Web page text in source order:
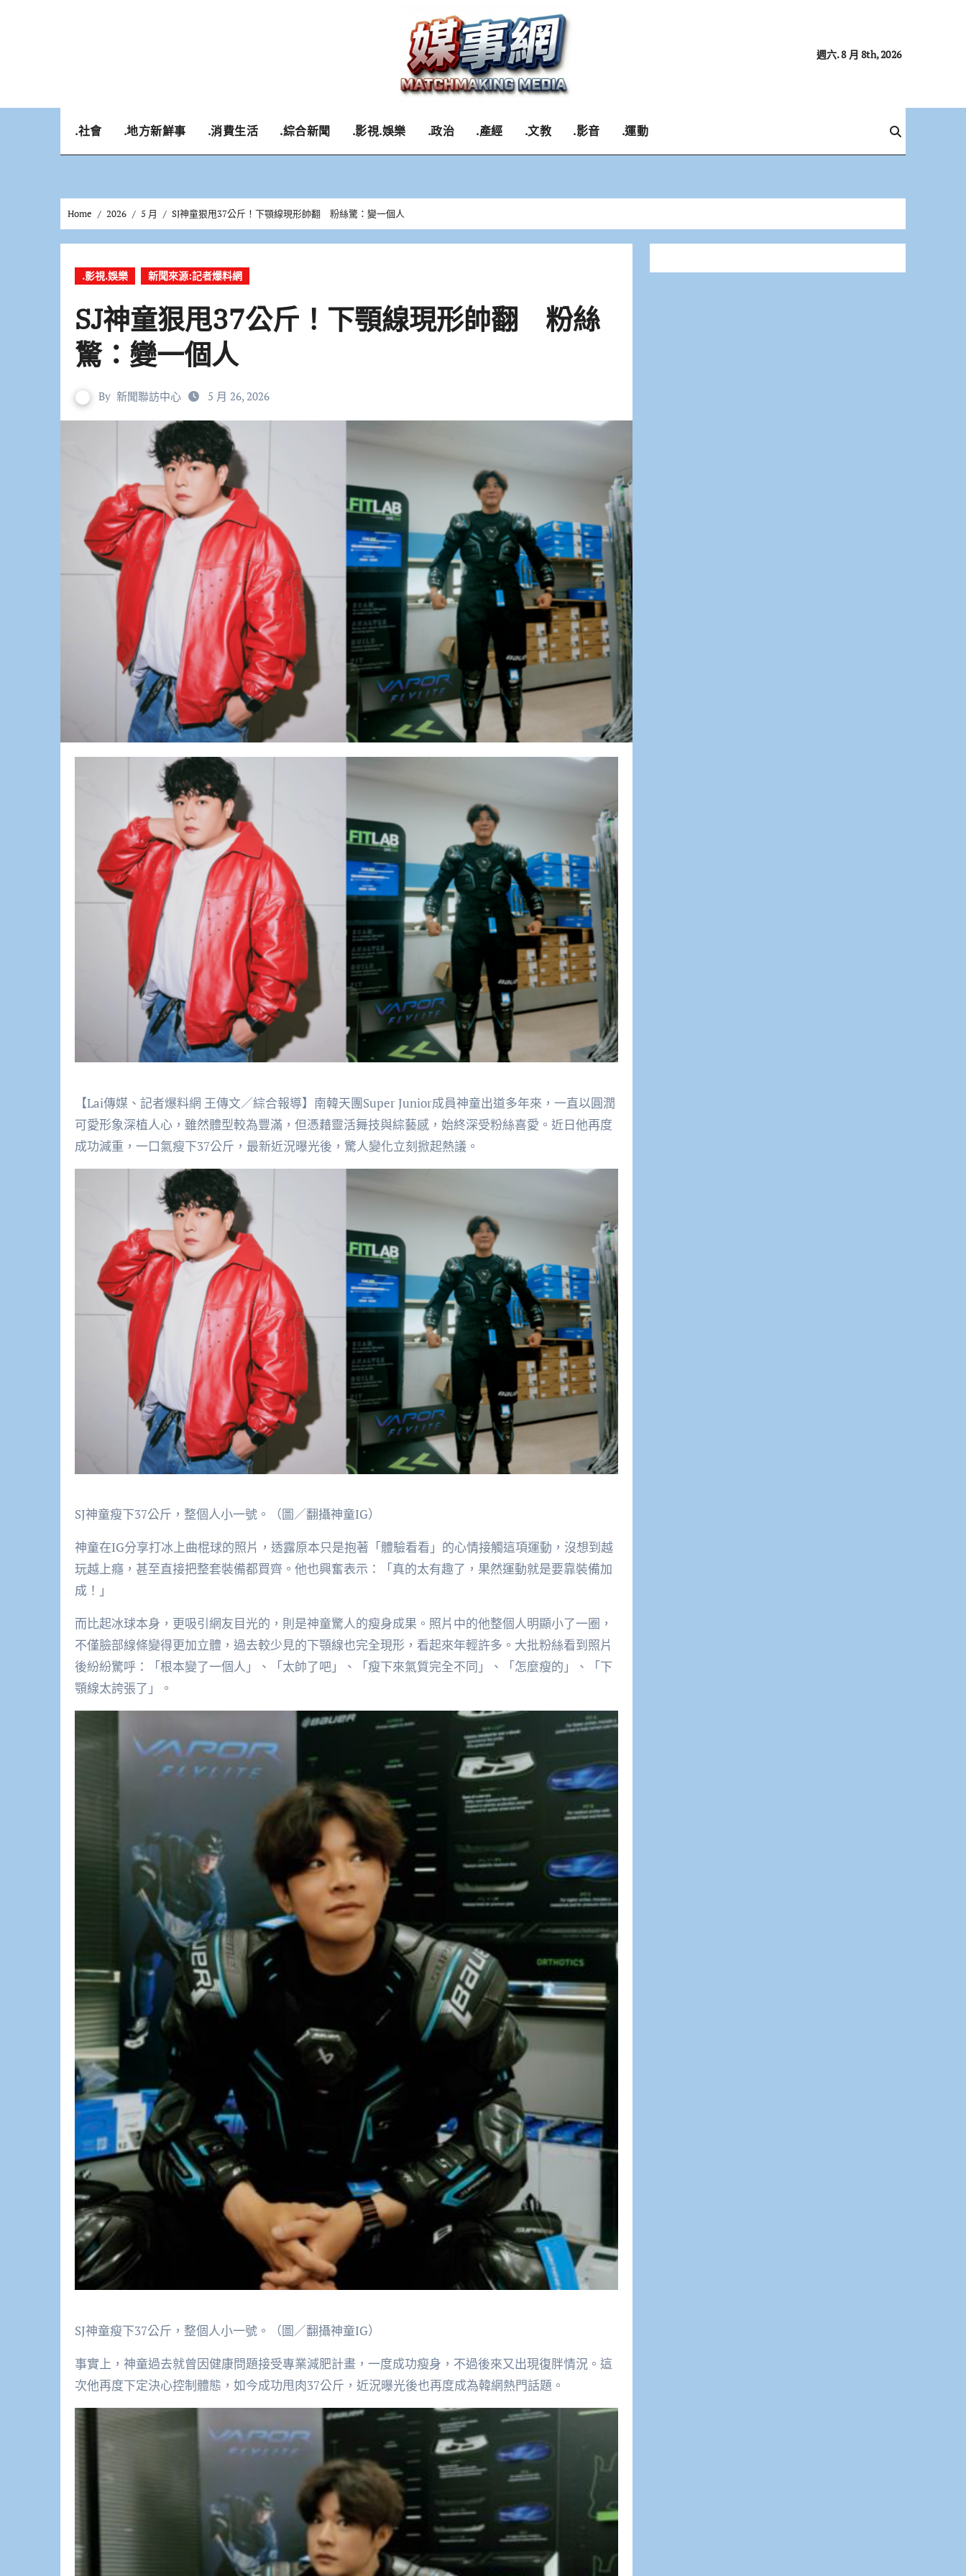
週六. 8 月 8th, 2026
.社會 .地方新鮮事 .消費生活 .綜合新聞 .影視.娛樂 .政治 .產經 .文教 .影音 .運動
Home 2026 5 月 SJ神童狠甩37公斤！下顎線現形帥翻 粉絲驚：變一個人
.影視.娛樂 新聞來源:記者爆料網
SJ神童狠甩37公斤！下顎線現形帥翻 粉絲
驚：變一個人
By 新聞聯訪中心 5 月 26, 2026
【Lai傳媒、記者爆料網 王傳文／綜合報導】南韓天團Super Junior成員神童出道多年來，一直以圓潤
可愛形象深植人心，雖然體型較為豐滿，但憑藉靈活舞技與綜藝感，始終深受粉絲喜愛。近日他再度
成功減重，一口氣瘦下37公斤，最新近況曝光後，驚人變化立刻掀起熱議。
SJ神童瘦下37公斤，整個人小一號。（圖／翻攝神童IG）
神童在IG分享打冰上曲棍球的照片，透露原本只是抱著「體驗看看」的心情接觸這項運動，沒想到越
玩越上癮，甚至直接把整套裝備都買齊。他也興奮表示：「真的太有趣了，果然運動就是要靠裝備加
成！」
而比起冰球本身，更吸引網友目光的，則是神童驚人的瘦身成果。照片中的他整個人明顯小了一圈，
不僅臉部線條變得更加立體，過去較少見的下顎線也完全現形，看起來年輕許多。大批粉絲看到照片
後紛紛驚呼：「根本變了一個人」、「太帥了吧」、「瘦下來氣質完全不同」、「怎麼瘦的」、「下
顎線太誇張了」。
SJ神童瘦下37公斤，整個人小一號。（圖／翻攝神童IG）
事實上，神童過去就曾因健康問題接受專業減肥計畫，一度成功瘦身，不過後來又出現復胖情況。這
次他再度下定決心控制體態，如今成功甩肉37公斤，近況曝光後也再度成為韓網熱門話題。